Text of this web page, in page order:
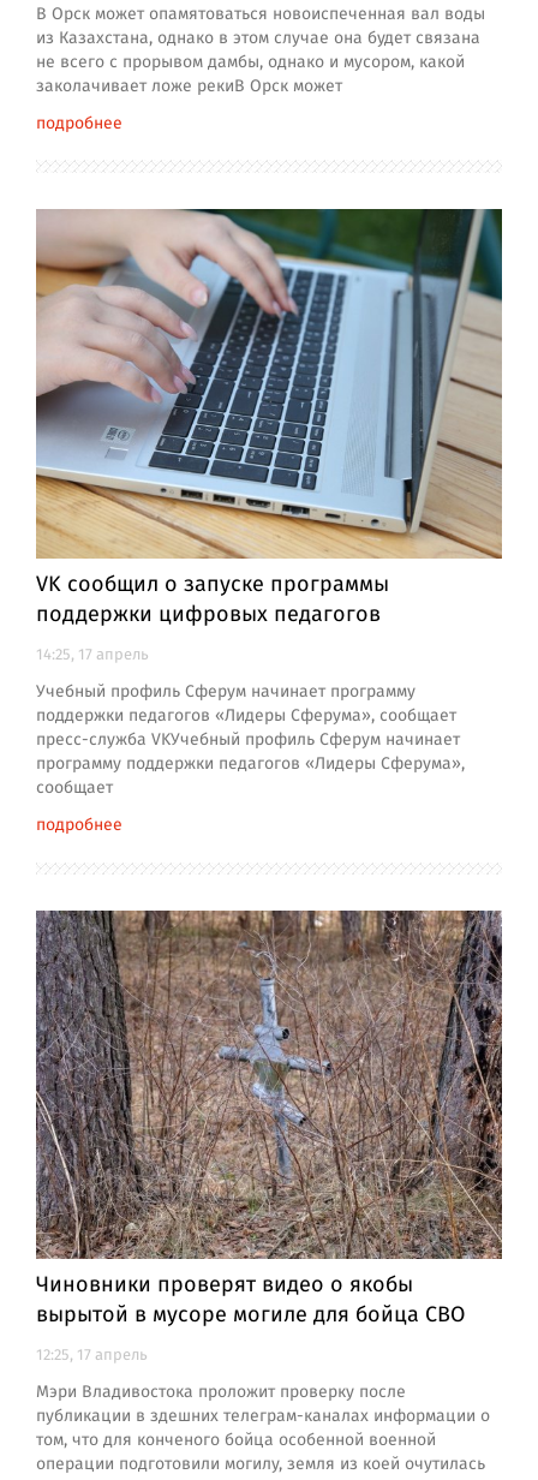
В Орск может опамятоваться новоиспеченная вал воды
из Казахстана, однако в этом случае она будет связана
не всего с прорывом дамбы, однако и мусором, какой
заколачивает ложе рекиВ Орск может
подробнее
VK сообщил о запуске программы
поддержки цифровых педагогов
14:25, 17 апрель
Учебный профиль Сферум начинает программу
поддержки педагогов «Лидеры Сферума», сообщает
пресс-служба VKУчебный профиль Сферум начинает
программу поддержки педагогов «Лидеры Сферума»,
сообщает
подробнее
Чиновники проверят видео о якобы
вырытой в мусоре могиле для бойца СВО
12:25, 17 апрель
Мэри Владивостока проложит проверку после
публикации в здешних телеграм-каналах информации о
том, что для конченого бойца особенной военной
операции подготовили могилу, земля из коей очутилась